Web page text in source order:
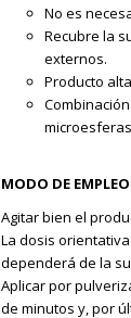
No es
Recubre la
externos.
Producto
MODO DE EMPLEO
Agitar bien el
La dosis
dependerá de la
Aplicar por
de minutos y, por